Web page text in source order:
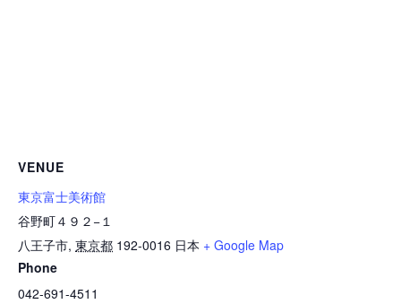
VENUE
東京富士美術館
谷野町４９２−１
八王子市, 東京都 192-0016 日本 + Google Map
Phone
042-691-4511